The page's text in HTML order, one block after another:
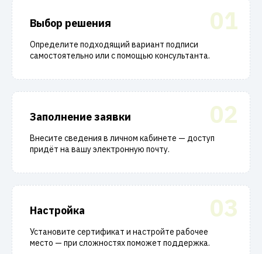
01
Выбор решения
Определите подходящий вариант подписи
самостоятельно или с помощью консультанта.
02
Заполнение заявки
Внесите сведения в личном кабинете — доступ
придёт на вашу электронную почту.
03
Настройка
Установите сертификат и настройте рабочее
место — при сложностях поможет поддержка.